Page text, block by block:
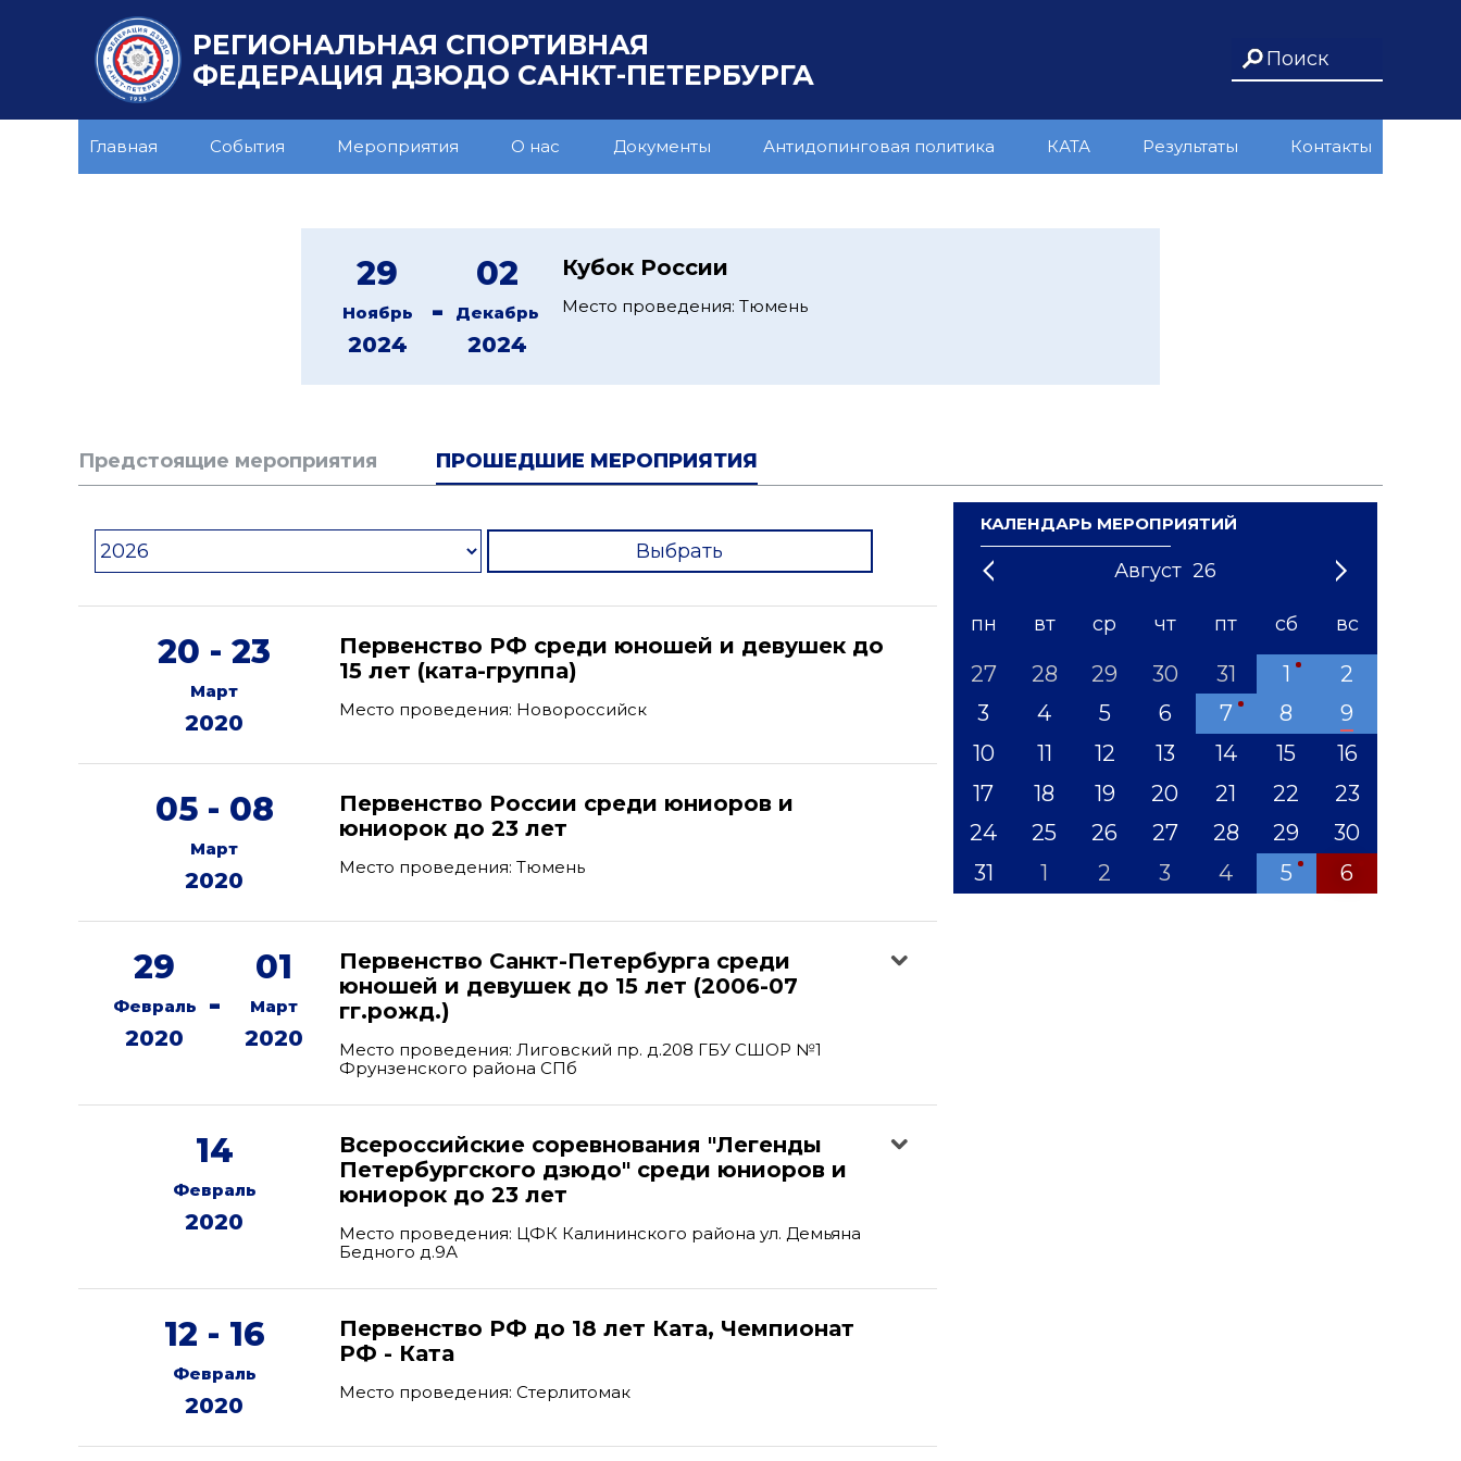
РЕГИОНАЛЬНАЯ СПОРТИВНАЯ
ФЕДЕРАЦИЯ ДЗЮДО САНКТ-ПЕТЕРБУРГА
Главная События Мероприятия О нас Документы Антидопинговая политика КАТА Результаты Контакты
29
Ноябрь
2024
-
02
Декабрь
2024
Кубок России
Место проведения: Тюмень
Предстоящие мероприятия ПРОШЕДШИЕ МЕРОПРИЯТИЯ
Выбрать
20 - 23
Март
2020
Первенство РФ среди юношей и девушек до
15 лет (ката-группа)
Место проведения: Новороссийск
05 - 08
Март
2020
Первенство России среди юниоров и
юниорок до 23 лет
Место проведения: Тюмень
29
Февраль
2020
-
01
Март
2020
Первенство Санкт-Петербурга среди
юношей и девушек до 15 лет (2006-07
гг.рожд.)
Место проведения: Лиговский пр. д.208 ГБУ СШОР №1
Фрунзенского района СПб
14
Февраль
2020
Всероссийские соревнования "Легенды
Петербургского дзюдо" среди юниоров и
юниорок до 23 лет
Место проведения: ЦФК Калининского района ул. Демьяна
Бедного д.9А
12 - 16
Февраль
2020
Первенство РФ до 18 лет Ката, Чемпионат
РФ - Ката
Место проведения: Стерлитомак
КАЛЕНДАРЬ МЕРОПРИЯТИЙ
Август 26
1 3 5 8 10 12
'21 '23 '24 '25 '26 '27 '28 '29 '31
пн вт ср чт пт сб вс
27 28 29 30 31 1
2
3
4 5 6 7 8
9
10
11 12 13 14 15
16
17
18 19 20 21 22
23
24
25 26 27 28 29
30
31
1 2 3 4 5 6